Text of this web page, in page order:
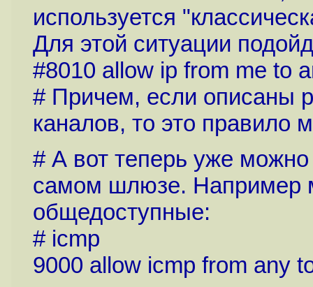
используется
Для этой ситуации
#8010 allow ip from me to
# Причем, если описаны
каналов, то это правило
# А вот теперь уже
самом шлюзе. Например
общедоступные:
# icmp
9000 allow icmp from any